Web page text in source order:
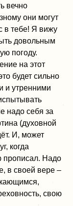
вечно
они могут
в тебе! Я вижу
довольным
погоду.
на этот
будет сильно
и утренними
надо себя за
(духовной
И, может
когда
прописал. Надо
в своей вере –
свою